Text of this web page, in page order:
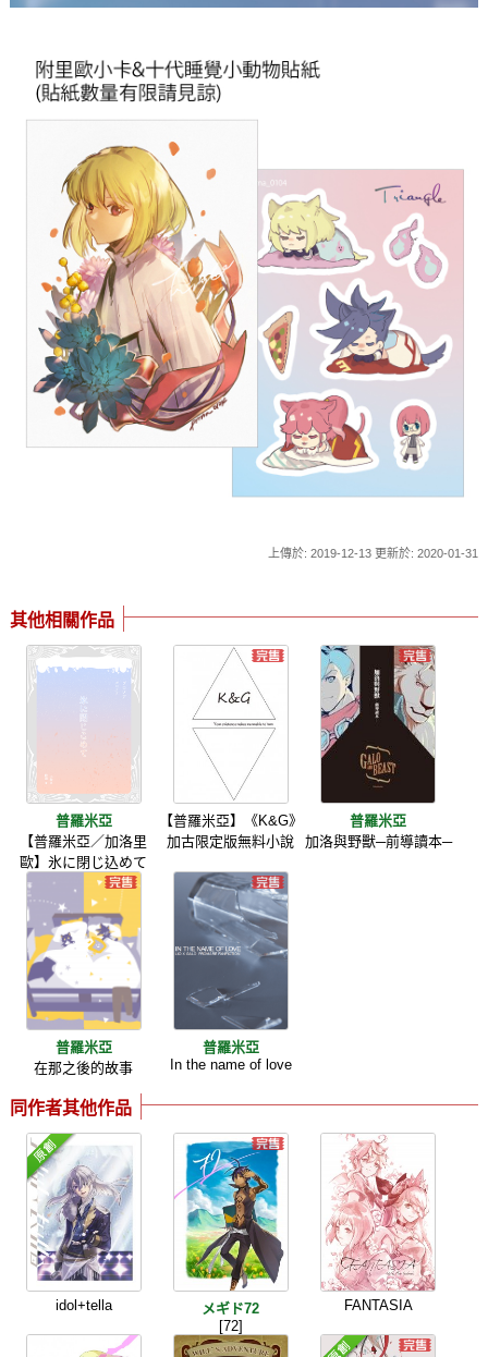
上傳於: 2019-12-13 更新於: 2020-01-31
其他相關作品
普羅米亞
【普羅米亞／加洛里
歐】氷に閉じ込めて
【普羅米亞】《K&G》
加古限定版無料小說
普羅米亞
加洛與野獸─前導讀本─
普羅米亞
在那之後的故事
普羅米亞
In the name of love
同作者其他作品
idol+tella
メギド72
[72]
FANTASIA